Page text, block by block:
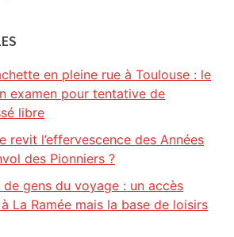
en pleine rue à Toulouse : le
examen pour tentative de
libre
revit l’effervescence des Années
des Pionniers ?
de gens du voyage : un accès
La Ramée mais la base de loisirs